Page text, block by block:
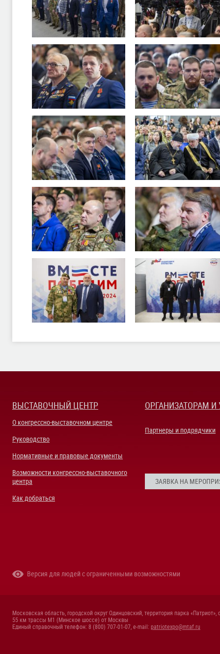
ВЫСТАВОЧНЫЙ ЦЕНТР
О конгрессно-выставочном центре
Руководство
Нормативные и правовые документы
Возможности конгрессно-выставочного
центра
Как добраться
ОРГАНИЗАТОРАМ
Партнеры и подрядчики
ЗАЯВКА НА
Версия для людей с ограниченными возможностями
Московская область, городской округ Одинцовский, территория парка «Патриот»,
55 км трассы М1 (Минское шоссе) от Москвы
Единый справочный телефон: 8 (800) 707-01-07, e-mail: patriotexpo@mtaf.ru